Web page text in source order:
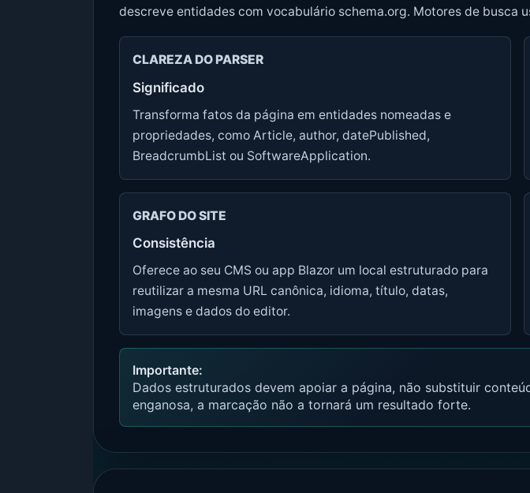
descreve entidades com vocabulário schema.org. Motores de busca
CLAREZA DO PARSER
Significado
Transforma fatos da página em entidades nomeadas e
propriedades, como Article, author, datePublished,
BreadcrumbList ou SoftwareApplication.
GRAFO DO SITE
Consistência
Oferece ao seu CMS ou app Blazor um local estruturado para
reutilizar a mesma URL canônica, idioma, título, datas,
imagens e dados do editor.
Importante:
Dados estruturados devem apoiar a página, não substituir
enganosa, a marcação não a tornará um resultado forte.